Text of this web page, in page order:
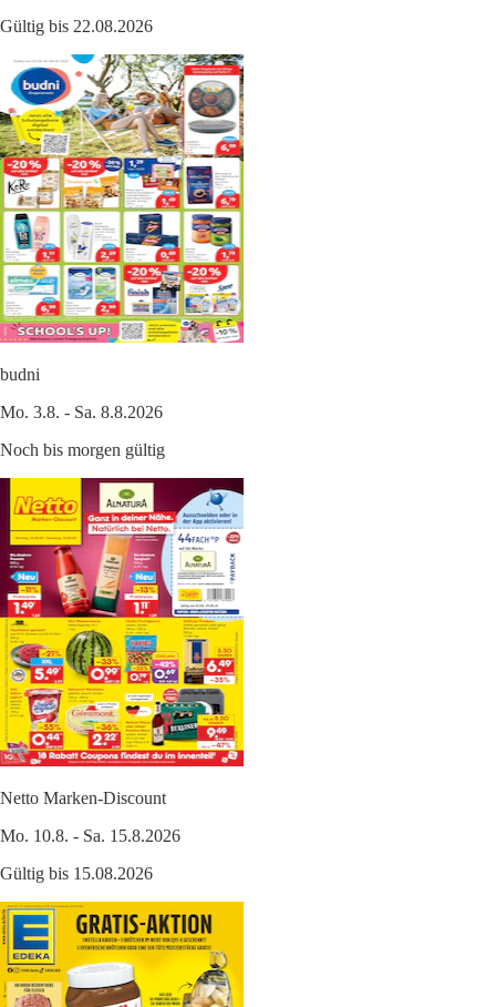
Gültig bis 22.08.2026
budni
Mo. 3.8. - Sa. 8.8.2026
Noch bis morgen gültig
Netto Marken-Discount
Mo. 10.8. - Sa. 15.8.2026
Gültig bis 15.08.2026